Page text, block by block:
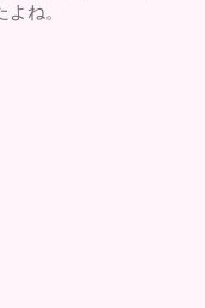
ね。